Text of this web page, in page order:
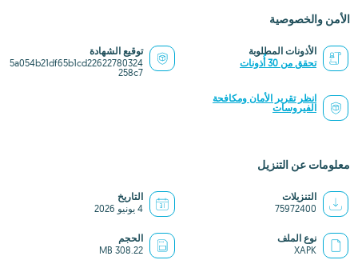
الأمن والخصوصية
الأذونات المطلوبة
تحقق من 30 أُذونات
توقيع الشهادة
5a054b21df65b1cd22622780324
258c7
انظر تقرير الأمان ومكافحة
الفيروسات
معلومات عن التنزيل
التنزيلات
75972400
التاريخ
4 يونيو 2026
نوع الملف
XAPK
الحجم
308.22 MB